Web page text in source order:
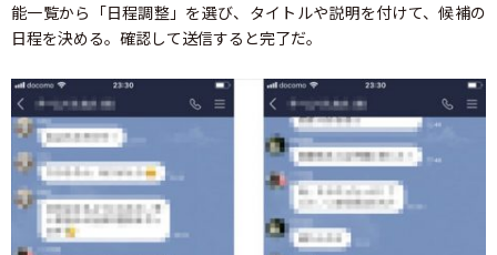
能一覧から「日程調整」を選び、タイトルや説明を付けて、候補の
日程を決める。確認して送信すると完了だ。